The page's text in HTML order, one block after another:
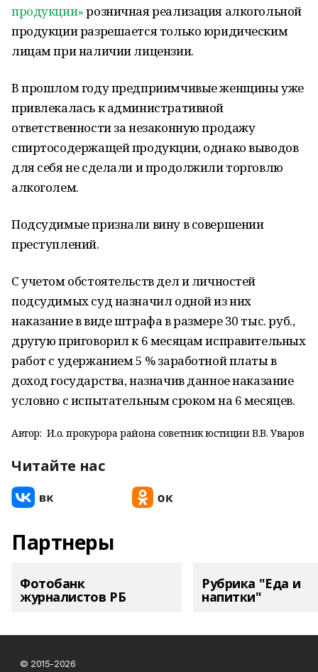
продукции»розничная реализация алкогольной
продукции разрешается только юридическим
лицам при наличии лицензии.
В прошлом году предприимчивые женщины уже
привлекалась к административной
ответственности за незаконную продажу
спиртосодержащей продукции, однако выводов
для себя не сделали и продолжили торговлю
алкоголем.
Подсудимые признали вину в совершении
преступлений.
С учетом обстоятельств дел и личностей
подсудимых суд назначил одной из них
наказание в виде штрафа в размере 30 тыс. руб.,
другую приговорил к 6 месяцам исправительных
работ с удержанием 5 % заработной платы в
доход государства, назначив данное наказание
условно с испытательным сроком на 6 месяцев.
Автор: И.о. прокурора района советник юстиции В.В. Уваров
Читайте нас
Партнеры
Фотобанк
журналистов РБ
Рубрика "Еда и
напитки"
© 2015-2026